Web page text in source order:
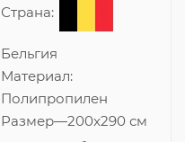
Страна:
Бельгия
Материал:
Полипропилен
Размер—200x290 см